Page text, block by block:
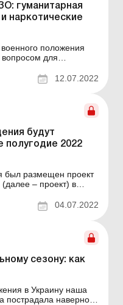
гуманитарная
наркотические
положения
для
средств
помощь,
12.07.2022
будут
полугодие 2022
размещен проект
– проект) в
бюджетных средств,
04.07.2022
сезону: как
в Украину наша
пострадала наверное